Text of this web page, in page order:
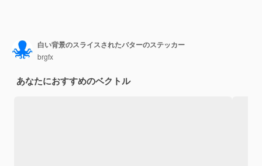
白い背景のスライスされたバターのステッカー
brgfx
あなたにおすすめのベクトル